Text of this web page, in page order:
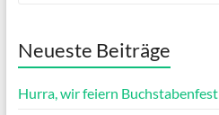
Neueste Beiträge
Hurra, wir feiern Buchstabenfest